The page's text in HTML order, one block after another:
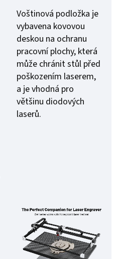
Voštinová podložka je
vybavena kovovou
deskou na ochranu
pracovní plochy, která
může chránit stůl před
poškozením laserem,
a je vhodná pro
většinu diodových
laserů.